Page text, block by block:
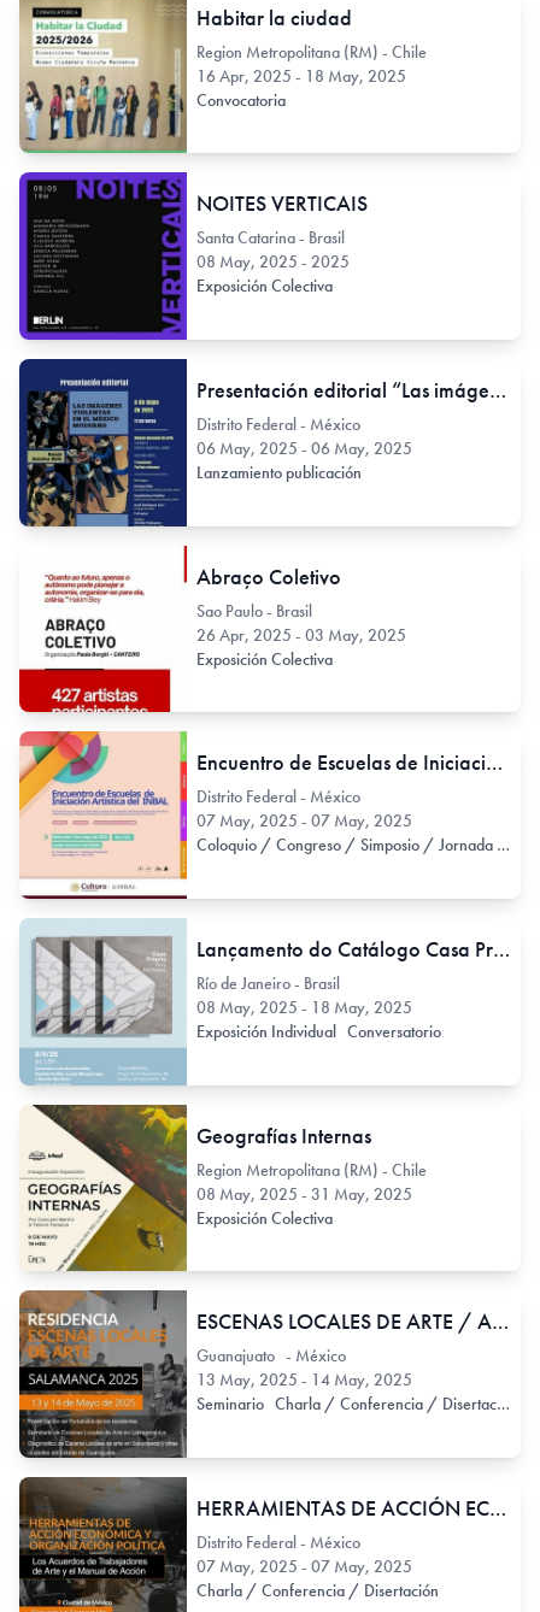
Habitar la ciudad
Region Metropolitana (RM) - Chile
16 Apr, 2025 - 18 May, 2025
Convocatoria
NOITES VERTICAIS
Santa Catarina - Brasil
08 May, 2025 - 2025
Exposición Colectiva
Presentación editorial “Las imágenes violentas en el México moderno” de Renato González Mello.
Distrito Federal - México
06 May, 2025 - 06 May, 2025
Lanzamiento publicación
Abraço Coletivo
Sao Paulo - Brasil
26 Apr, 2025 - 03 May, 2025
Exposición Colectiva
Encuentro de Escuelas de Iniciación Artística del INBAL
Distrito Federal - México
07 May, 2025 - 07 May, 2025
Coloquio / Congreso / Simposio / Jornada
Lançamento do Catálogo Casa Própria, de Ana Hortides
Río de Janeiro - Brasil
08 May, 2025 - 18 May, 2025
Exposición Individual Conversatorio
Geografías Internas
Region Metropolitana (RM) - Chile
08 May, 2025 - 31 May, 2025
Exposición Colectiva
ESCENAS LOCALES DE ARTE / Actividades en Salamanca, México
Guanajuato - México
13 May, 2025 - 14 May, 2025
Seminario Charla / Conferencia / Disertación
HERRAMIENTAS DE ACCIÓN ECONÓMICA Y ORGANIZACIÓN POLÍTICA
Distrito Federal - México
07 May, 2025 - 07 May, 2025
Charla / Conferencia / Disertación